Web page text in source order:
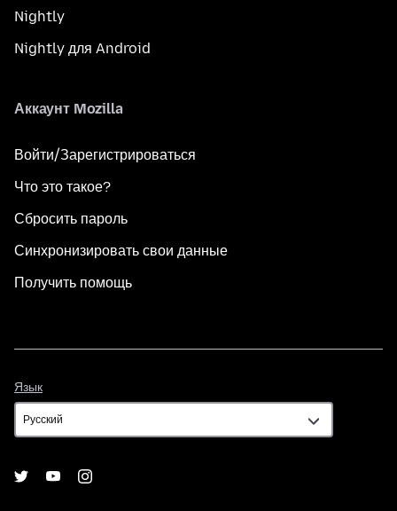
Nightly
Nightly для Android
Аккаунт Mozilla
Войти/Зарегистрироваться
Что это такое?
Сбросить пароль
Синхронизировать свои данные
Получить помощь
Язык